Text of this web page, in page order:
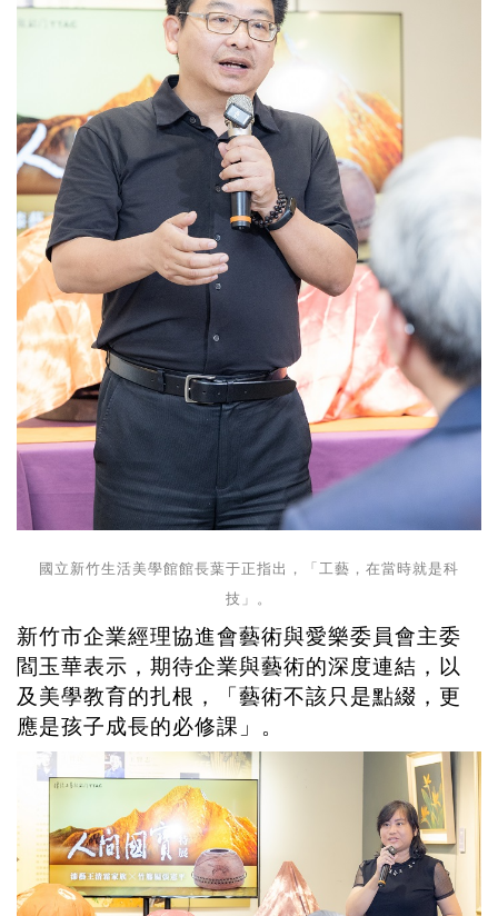
國立新竹生活美學館館長葉于正指出，「工藝，在當時就是科
技」。
新竹市企業經理協進會藝術與愛樂委員會主委
閻玉華表示，期待企業與藝術的深度連結，以
及美學教育的扎根，「藝術不該只是點綴，更
應是孩子成長的必修課」。